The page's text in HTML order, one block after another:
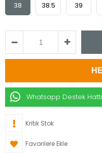
38 38.5 39
Whatsapp Destek Hattı
Kritik Stok
Favorilere Ekle